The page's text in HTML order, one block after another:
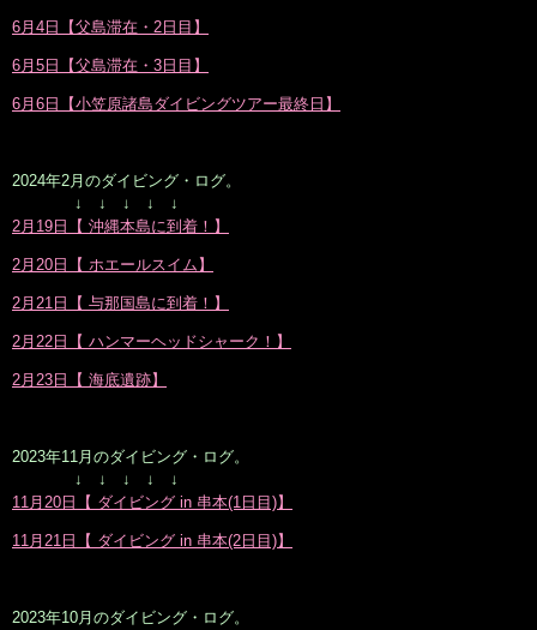
6月4日【父島滞在・2日目】
6月5日【父島滞在・3日目】
6月6日【小笠原諸島ダイビングツアー最終日】
2024年2月のダイビング・ログ。
↓ ↓ ↓ ↓ ↓
2月19日【 沖縄本島に到着！】
2月20日【 ホエールスイム】
2月21日【 与那国島に到着！】
2月22日【 ハンマーヘッドシャーク！】
2月23日【 海底遺跡】
2023年11月のダイビング・ログ。
↓ ↓ ↓ ↓ ↓
11月20日【 ダイビング in 串本(1日目)】
11月21日【 ダイビング in 串本(2日目)】
2023年10月のダイビング・ログ。